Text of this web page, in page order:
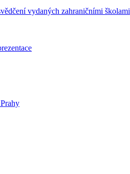
vydaných zahraničními školami